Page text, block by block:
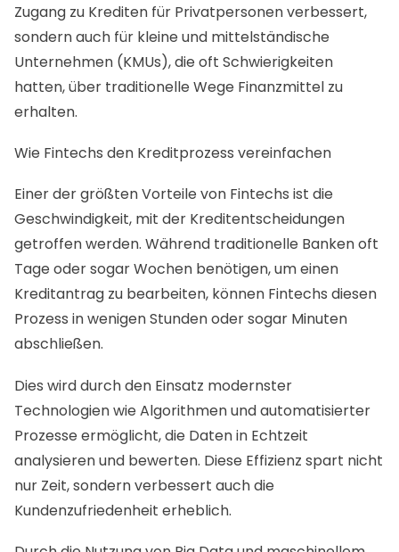
Zugang zu Krediten für Privatpersonen verbessert,
sondern auch für kleine und mittelständische
Unternehmen (KMUs), die oft Schwierigkeiten
hatten, über traditionelle Wege Finanzmittel zu
erhalten.
Wie Fintechs den Kreditprozess vereinfachen
Einer der größten Vorteile von Fintechs ist die
Geschwindigkeit, mit der Kreditentscheidungen
getroffen werden. Während traditionelle Banken oft
Tage oder sogar Wochen benötigen, um einen
Kreditantrag zu bearbeiten, können Fintechs diesen
Prozess in wenigen Stunden oder sogar Minuten
abschließen.
Dies wird durch den Einsatz modernster
Technologien wie Algorithmen und automatisierter
Prozesse ermöglicht, die Daten in Echtzeit
analysieren und bewerten. Diese Effizienz spart nicht
nur Zeit, sondern verbessert auch die
Kundenzufriedenheit erheblich.